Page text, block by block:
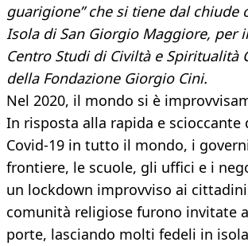
guarigione” che si tiene dal chiude
Isola di San Giorgio Maggiore, per
Centro Studi di Civiltà e Spiritualità
della Fondazione Giorgio Cini.
Nel 2020, il mondo si è
In risposta alla rapida e scioccante
Covid-19 in tutto il mondo, i
frontiere, le scuole, gli uffici e i
un lockdown improvviso ai
comunità religiose furono invitate
porte, lasciando molti fedeli in